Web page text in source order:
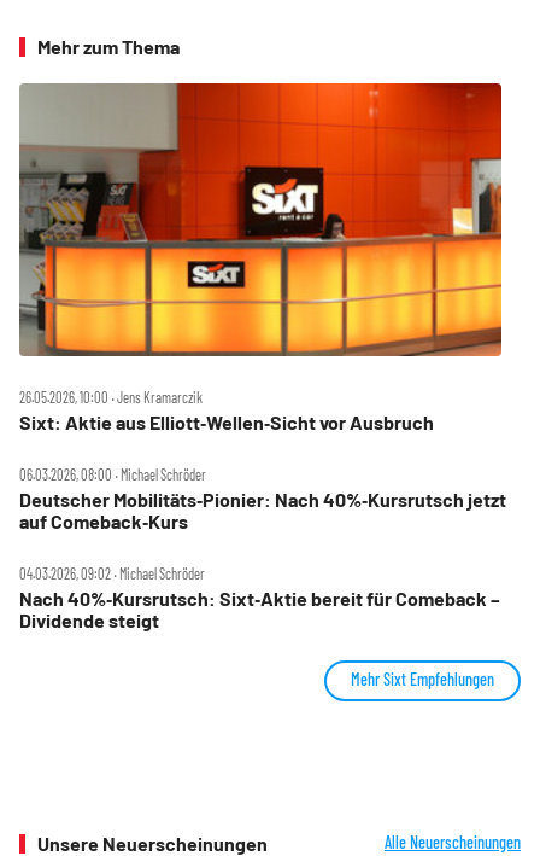
Mehr zum Thema
26.05.2026, 10:00 ‧ Jens Kramarczik
Sixt: Aktie aus Elliott‑Wellen‑Sicht vor Ausbruch
06.03.2026, 08:00 ‧ Michael Schröder
Deutscher Mobilitäts‑Pionier: Nach 40%‑Kursrutsch jetzt
auf Comeback‑Kurs
04.03.2026, 09:02 ‧ Michael Schröder
Nach 40%‑Kursrutsch: Sixt‑Aktie bereit für Comeback –
Dividende steigt
Mehr Sixt Empfehlungen
Unsere Neuerscheinungen Alle Neuerscheinungen